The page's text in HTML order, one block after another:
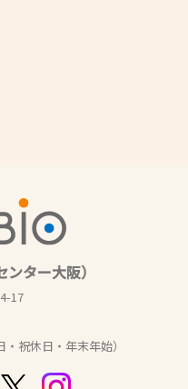
ター大阪）
17
祝休日・年末年始）